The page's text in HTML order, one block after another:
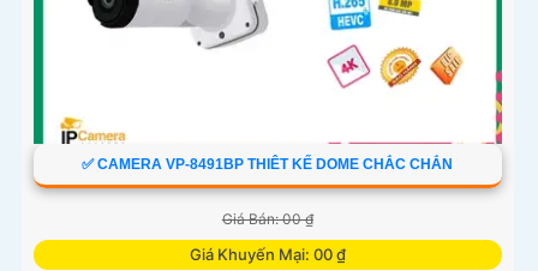
✅ CAMERA VP-8491BP THIÊT KẾ DOME CHẮC CHẮN
Giá Bán: 00 ₫
Giá Khuyến Mại: 00 ₫